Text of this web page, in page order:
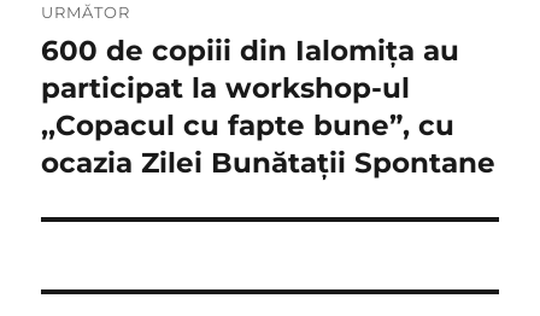
URMĂTOR
Articolul
următor:
600 de copiii din Ialomiţa au
participat la workshop-ul
,,Copacul cu fapte bune”, cu
ocazia Zilei Bunătaţii Spontane